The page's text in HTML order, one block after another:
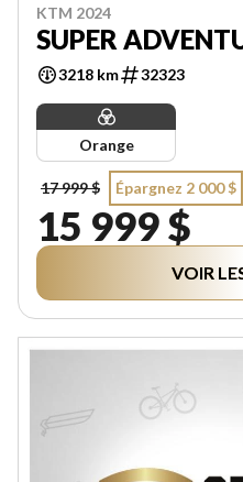
KTM 2024
SUPER
3218 km 32323
Orange
17 999 $ Épargnez 2 000 $
15 999 $
VOIR